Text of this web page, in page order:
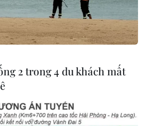
2 trong 4 du khách mất